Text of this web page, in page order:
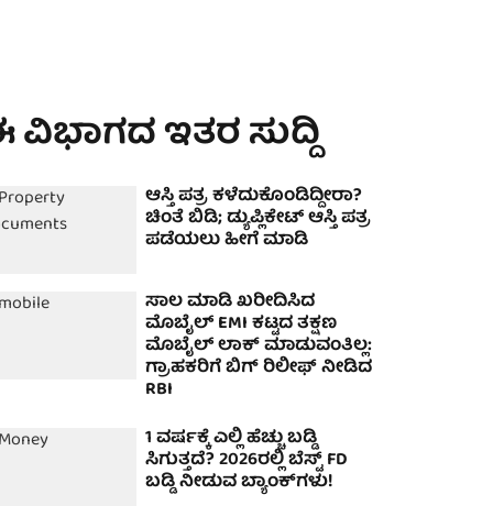
ವಿಭಾಗದ ಇತರ ಸುದ್ದಿ
ಆಸ್ತಿ ಪತ್ರ ಕಳೆದುಕೊಂಡಿದ್ದೀರಾ?
ಚಿಂತೆ ಬಿಡಿ; ಡ್ಯುಪ್ಲಿಕೇಟ್ ಆಸ್ತಿ ಪತ್ರ
ಪಡೆಯಲು ಹೀಗೆ ಮಾಡಿ
ಸಾಲ ಮಾಡಿ ಖರೀದಿಸಿದ
ಮೊಬೈಲ್ EMI ಕಟ್ಟದ ತಕ್ಷಣ
ಮೊಬೈಲ್ ಲಾಕ್ ಮಾಡುವಂತಿಲ್ಲ:
ಗ್ರಾಹಕರಿಗೆ ಬಿಗ್ ರಿಲೀಫ್ ನೀಡಿದ
RBI
1 ವರ್ಷಕ್ಕೆ ಎಲ್ಲಿ ಹೆಚ್ಚು ಬಡ್ಡಿ
ಸಿಗುತ್ತದೆ? 2026ರಲ್ಲಿ ಬೆಸ್ಟ್ FD
ಬಡ್ಡಿ ನೀಡುವ ಬ್ಯಾಂಕ್‌ಗಳು!